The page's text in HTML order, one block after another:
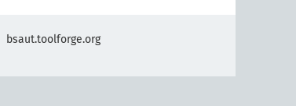
bsaut.toolforge.org